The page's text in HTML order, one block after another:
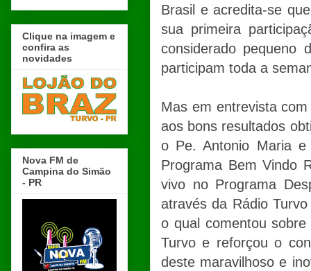
Brasil e acredita-se
sua primeira
considerado pequeno
participam toda a
Mas em entrevista
aos bons resultados
o Pe. Antonio Maria e
Programa Bem Vindo
vivo no Programa
através da Rádio
o qual comentou
Turvo e reforçou o
deste maravilhoso e
Clique na imagem e
confira as
novidades
Nova FM de
Campina do Simão
- PR